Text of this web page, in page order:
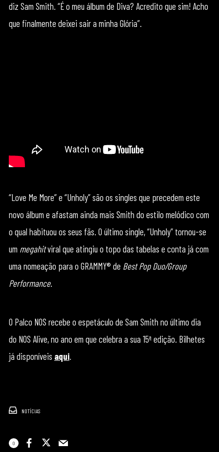
diz Sam Smith. “É o meu álbum de Diva? Acredito que sim! Acho
que finalmente deixei sair a minha Glória”.
“Love Me More” e “Unholy” são os singles que precedem este
novo álbum e afastam ainda mais Smith do estilo melódico com
o qual habituou os seus fãs. O último single, “Unholy” tornou-se
um megahitviral que atingiu o topo das tabelas e conta já com
uma nomeação para o GRAMMY® de Best Pop Duo/Group
Performance.
O Palco NOS recebe o espetáculo de Sam Smith no último dia
do NOS Alive, no ano em que celebra a sua 15ª edição. Bilhetes
já disponíveis aqui.
NOTÍCIAS
0